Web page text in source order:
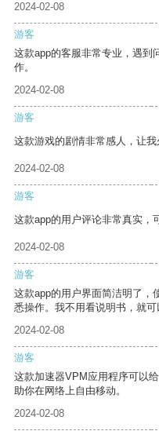
2024-02-08
游客
这款app的客服非常专业，遇到
作。
2024-02-08
游客
这款游戏的剧情非常感人，让我
2024-02-08
游客
这款app的用户评论非常真实，
2024-02-08
游客
这款app的用户界面简洁明了，
悉操作。我不用看说明书，就可
2024-02-08
游客
这款加速器VPM应用程序可以
助你在网络上自由移动。
2024-02-08